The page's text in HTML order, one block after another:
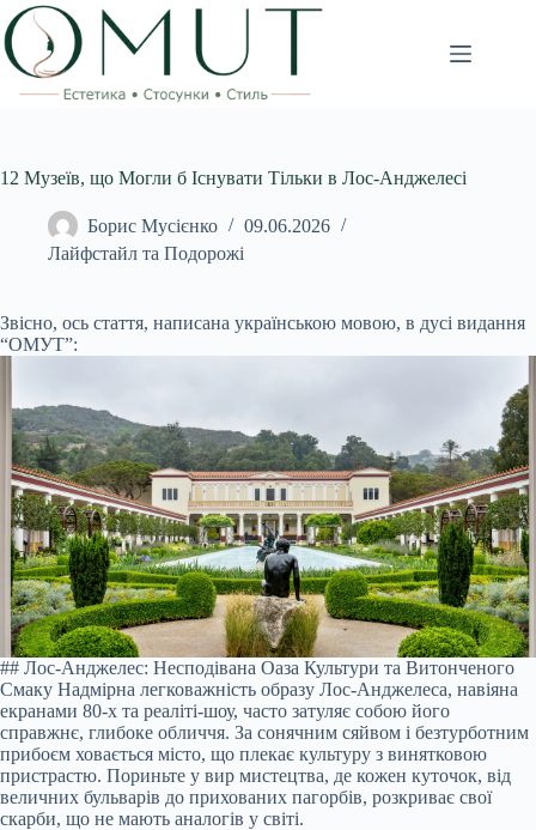
Перейти
до
вмісту
12 Музеїв, що Могли б Існувати Тільки в Лос-Анджелесі
Борис Мусієнко
09.06.2026
Лайфстайл та Подорожі
Звісно, ось стаття, написана українською мовою, в дусі видання
“ОМУТ”:
## Лос-Анджелес: Несподівана Оаза Культури та Витонченого
Смаку Надмірна легковажність образу Лос-Анджелеса, навіяна
екранами 80-х та реаліті-шоу, часто затуляє собою його
справжнє, глибоке обличчя. За сонячним сяйвом і безтурботним
прибоєм ховається місто, що плекає культуру з винятковою
пристрастю. Пориньте у вир мистецтва, де кожен куточок, від
величних бульварів до прихованих пагорбів, розкриває свої
скарби, що не мають аналогів у світі.